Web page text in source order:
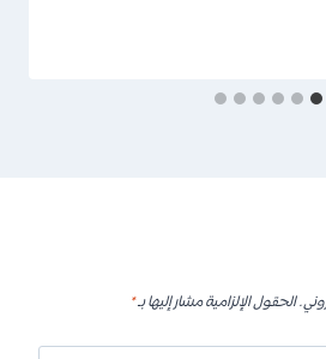
الحقول الإلزامية مشار إليها بـ*